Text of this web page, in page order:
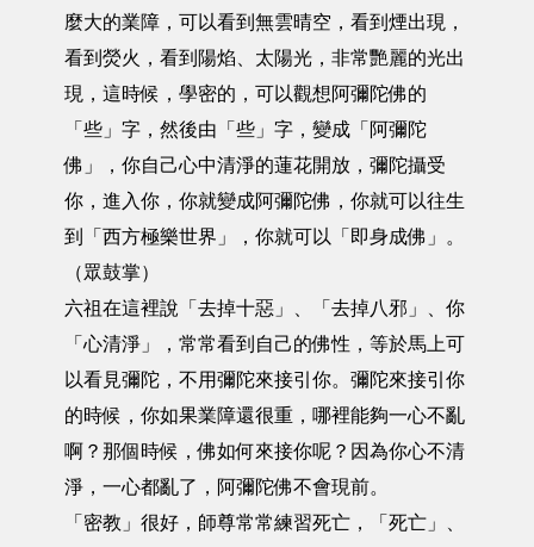
麼大的業障，可以看到無雲晴空，看到煙出現，
看到熒火，看到陽焰、太陽光，非常艷麗的光出
現，這時候，學密的，可以觀想阿彌陀佛的
「些」字，然後由「些」字，變成「阿彌陀
佛」，你自己心中清淨的蓮花開放，彌陀攝受
你，進入你，你就變成阿彌陀佛，你就可以往生
到「西方極樂世界」，你就可以「即身成佛」。
（眾鼓掌）
六祖在這裡說「去掉十惡」、「去掉八邪」、你
「心清淨」，常常看到自己的佛性，等於馬上可
以看見彌陀，不用彌陀來接引你。彌陀來接引你
的時候，你如果業障還很重，哪裡能夠一心不亂
啊？那個時候，佛如何來接你呢？因為你心不清
淨，一心都亂了，阿彌陀佛不會現前。
「密教」很好，師尊常常練習死亡，「死亡」、